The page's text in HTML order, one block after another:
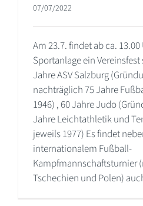
07/07/2022
Am 23.7. findet ab ca.
Sportanlage ein
Jahre ASV Salzburg
nachträglich 75 Jahre
1946) , 60 Jahre Judo
Jahre Leichtathletik und
jeweils 1977) Es findet
internationalem Fußball-
Kampfmannschaftsturnier
Tschechien und Polen)